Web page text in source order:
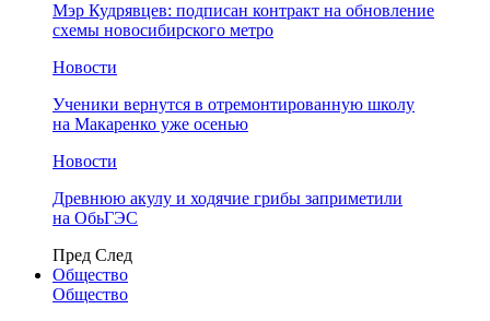
Мэр Кудрявцев: подписан контракт на обновление
схемы новосибирского метро
Новости
Ученики вернутся в отремонтированную школу
на Макаренко уже осенью
Новости
Древнюю акулу и ходячие грибы заприметили
на ОбьГЭС
Пред След
Общество
Общество